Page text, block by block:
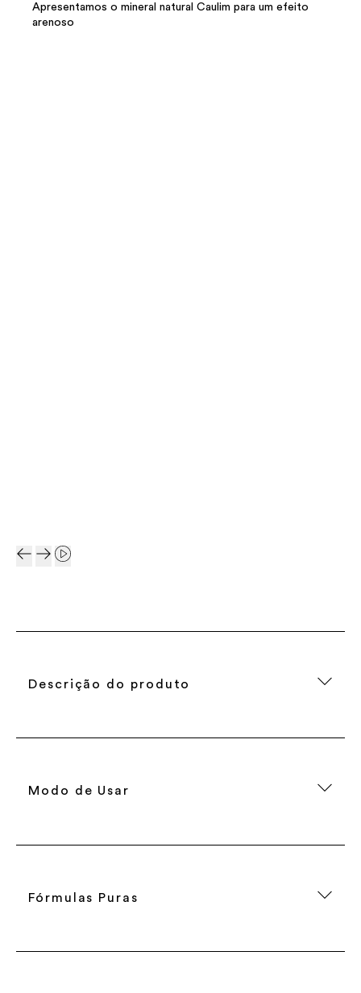
Apresentamos o mineral natural Caulim para um efeito
arenoso
Descrição do produto
Modo de Usar
Fórmulas Puras